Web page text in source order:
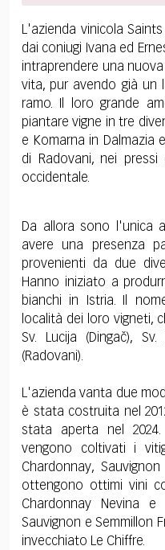
L'azienda vinicola
dai coniugi Ivana ed
intraprendere una
vita, pur avendo già un
ramo. Il loro grande
piantare vigne in tre
e Komarna in Dalmazia
di Radovani, nei pressi
occidentale.
Da allora sono l'unica
avere una presenza
provenienti da due
Hanno iniziato a
bianchi in Istria. Il
località dei loro vigneti,
Sv. Lucija (Dingač),
(Radovani).
L'azienda vanta due
è stata costruita nel
stata aperta nel
vengono coltivati i
Chardonnay,
ottengono ottimi vini
Chardonnay Nevina
Sauvignon e Semmillon
invecchiato Le Chiffre.